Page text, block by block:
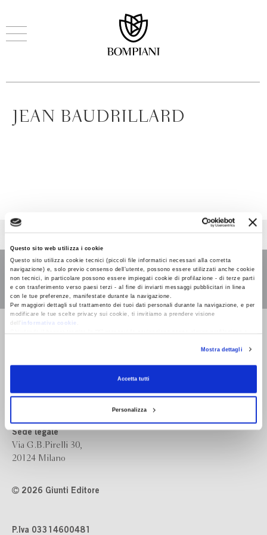
Questo sito web utilizza i cookie
Questo sito utilizza cookie tecnici (piccoli file informatici necessari alla corretta
navigazione) e, solo previo consenso dell’utente, possono essere utilizzati anche cookie
non tecnici, in particolare possono essere impiegati cookie di profilazione - di terze parti
e con trasferimento verso paesi terzi - al fine di inviarti messaggi pubblicitari in linea
con le tue preferenze, manifestate durante la navigazione.
Per maggiori dettagli sul trattamento dei tuoi dati personali durante la navigazione, e per
modificare le tue scelte privacy sui cookie, ti invitiamo a prendere visione
dell’
informativa cookie
RevocaMostra dettagli
Accetta tutti
Personalizza
JEAN BAUDRILLARD
Bompiani è un marchio
Via Bolognese 165,
Sede legale
Via G.B.Pirelli 30,
20124 Milano
2026 Giunti Editore
P.Iva 03314600481